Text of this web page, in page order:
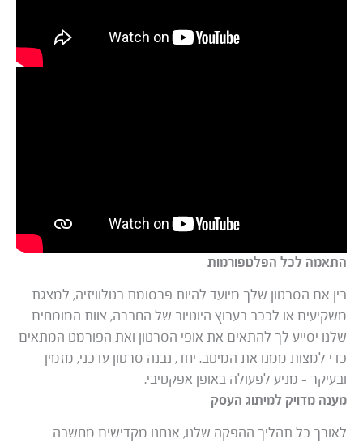
התאמה לכל הפלטפורמות
בין אם הסרטון שלך מיועד להיות פרסומת בטלוויזיה, למצגת
משקיעים או לככב בערוץ היוטיוב של החברה, צוות המומחים
שלנו יסייע לך להתאים את אופי הסרטון ואת הפורמט המתאים
כדי למצות ממנו את המיטב. יחד, נבנה סרטון עדכני, מזמין
ובעיקר – מניע לפעולה באופן אפקטיבי.
מענה מדויק למיתוג העסק
לאורך כל תהליך ההפקה שלנו, אנחנו מקדישים מחשבה